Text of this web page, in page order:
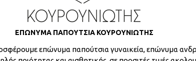
ΕΠΩΝΥΜΑ ΠΑΠΟΥΤΣΙΑ ΚΟΥΡΟΥΝΙΩΤΗΣ
επώνυμα παπούτσια γυναικεία, επώνυμα